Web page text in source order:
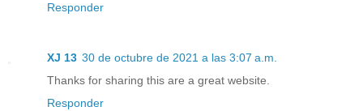
Responder
XJ 13 30 de octubre de 2021 a las 3:07 a.m.
Thanks for sharing this are a great website.
Responder